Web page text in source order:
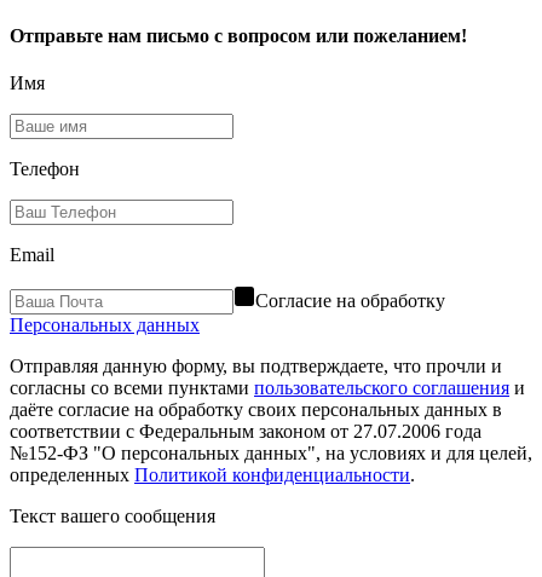
Отправьте нам письмо с вопросом или пожеланием!
Имя
Телефон
Email
Согласие на обработку
Персональных данных
Отправляя данную форму, вы подтверждаете, что прочли и
согласны со всеми пунктами пользовательского соглашения и
даёте согласие на обработку своих персональных данных в
соответствии с Федеральным законом от 27.07.2006 года
№152-ФЗ "О персональных данных", на условиях и для целей,
определенных Политикой конфиденциальности.
Текст вашего сообщения